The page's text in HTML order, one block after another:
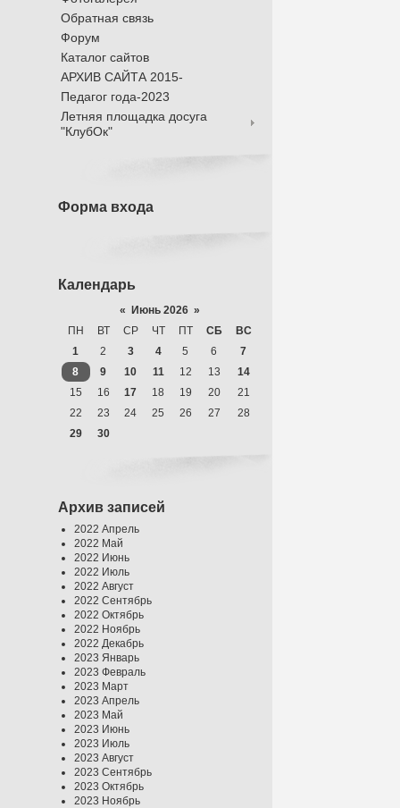
Обратная связь
Форум
Каталог сайтов
АРХИВ САЙТА 2015-
Педагог года-2023
Летняя площадка досуга
"КлубОк"
Форма входа
Календарь
« Июнь 2026 »
ПН
ВТ СР ЧТ ПТ СБ
ВС
1
2 3 4 5 6
7
8
9 10 11 12 13
14
15
16 17 18 19 20
21
22
23 24 25 26 27
28
29
30
Архив записей
2022 Апрель
2022 Май
2022 Июнь
2022 Июль
2022 Август
2022 Сентябрь
2022 Октябрь
2022 Ноябрь
2022 Декабрь
2023 Январь
2023 Февраль
2023 Март
2023 Апрель
2023 Май
2023 Июнь
2023 Июль
2023 Август
2023 Сентябрь
2023 Октябрь
2023 Ноябрь